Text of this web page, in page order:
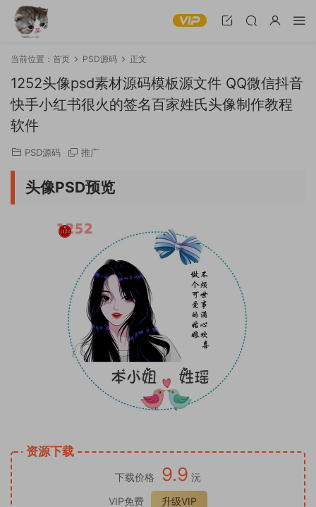
当前位置： 首页 PSD源码 正文
1252头像psd素材源码模板源文件 QQ微信抖音
快手小红书很火的签名百家姓氏头像制作教程
软件
PSD源码 推广
头像PSD预览
资源下载
下载价格 9.9 沅
VIP免费
升级VIP